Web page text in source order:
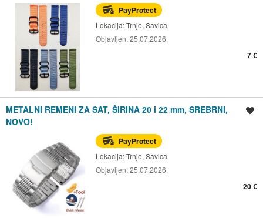
PayProtect
Lokacija:Trnje, Savica
Objavljen:25.07.2026.
7 €
METALNI REMENI ZA SAT, ŠIRINA 20 i 22 mm, SREBRNI,
NOVO!
PayProtect
Lokacija:Trnje, Savica
Objavljen:25.07.2026.
20 €